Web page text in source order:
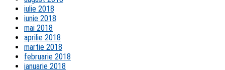
iulie 2018
iunie 2018
mai 2018
aprilie 2018
martie 2018
februarie 2018
ianuarie 2018